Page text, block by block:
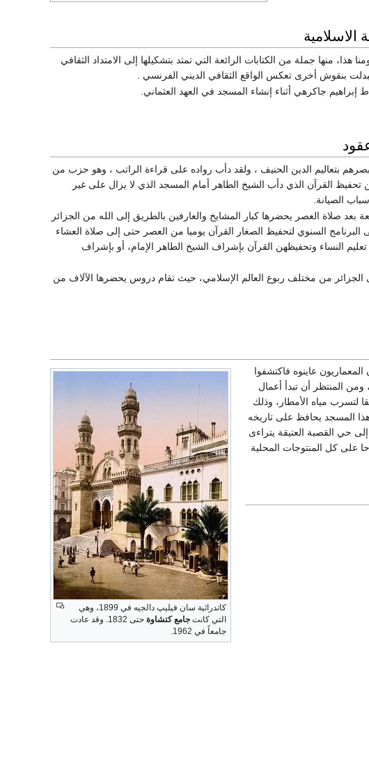
الاسلامية
منها جملة من الكتابات الرائعة التي تمتد بتشكيلها إلى الامتداد الثقافي
جاكرهي أثناء إنشاء المسجد في العهد العثماني.
بتعاليم الدين الحنيف ، ولقد دأب رواده على قراءة الراتب ، وهو حزب من
القرآن الذي دأب الشيخ الطاهر أمام المسجد الذي لا يزال على غير
الصيانة.
صلاة العصر يحضرها كبار المشايخ والعارفين بالطريق إلى الله من الجزائر
السنوي لتحفيظ الصغار القرآن يوميا من العصر حتى إلى صلاة العشاء
النساء وتحفيظهن القرآن بإشراف الشيخ الطاهر الإمام، أو بإشراف
الجزائر من مختلف ربوع العالم الإسلامي، حيث تقام دروس يحضرها الآلاف من
كاتدرائية سان فيليپ دالجيه في 1899، وهي
التي كانت جامع كتشاوة
حتى 1832. وقد عادت
جامعاً في 1962.
عاينوه فاكتشفوا
ومن المنتظر أن تبدأ أعمال
لتسرب مياه الأمطار، وذلك
المسجد يحافظ على تاريخه
حي القصبة العتيقة يتراءى
على كل المنتوجات المحلية